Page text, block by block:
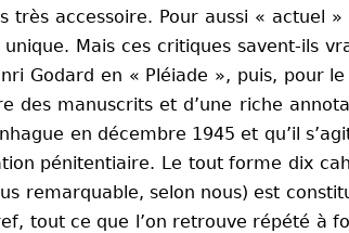
accessoire. Pour aussi « actuel »
Mais ces critiques savent-ils
Godard en « Pléiade », puis, pour
des manuscrits et d’une riche
en décembre 1945 et qu’il
pénitentiaire. Le tout forme dix
remarquable, selon nous) est
tout ce que l’on retrouve répété à